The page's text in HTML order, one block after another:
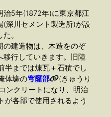
治5年(1872年)に東京都江
深川セメント製造所)が設
。
の建造物は、木造をのぞ
移行していきます。旧陸
半までは煉瓦＋石積でし
体壕の穹窿部
(きゅうり
ンクリートになり、明治
が各部で使用されるよう